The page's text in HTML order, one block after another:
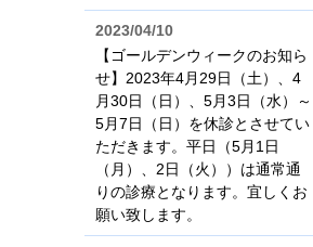
2023/04/10
【ゴールデンウィークのお知ら
せ】2023年4月29日（土）、4
月30日（日）、5月3日（水）～
5月7日（日）を休診とさせてい
ただきます。平日（5月1日
（月）、2日（火））は通常通
りの診療となります。宜しくお
願い致します。